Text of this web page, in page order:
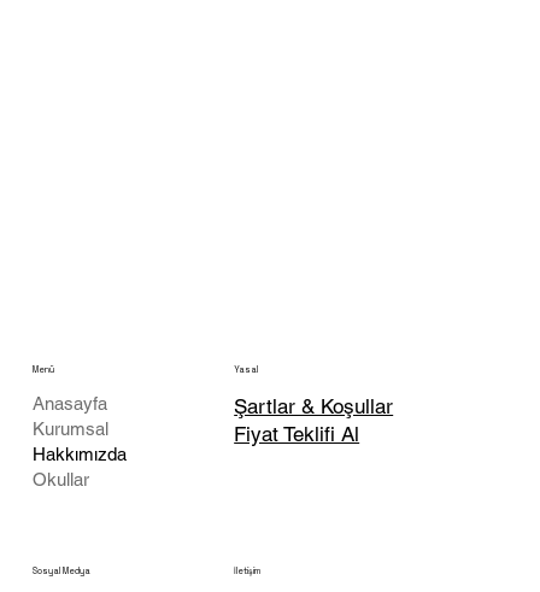
Menü
Anasayfa
Kurumsal
Hakkımızda
Okullar
Yasal
Şartlar & Koşullar
Fiyat Teklifi Al
Sosyal Medya İletişim